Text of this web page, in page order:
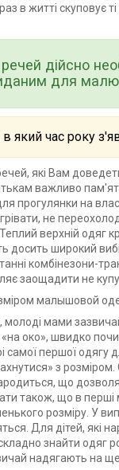
раз в житті скуповує
дійсно
для
який час року
які Вам
важливо
прогулянки на
не
верхній
досить широкий
комбінезони-
заощадити не
малышовой
мами
око», швидко
першої
з
що
також, що в
розміру. У
Для дітей,
знайти одяг
надягають на